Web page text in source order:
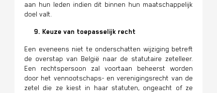
aan hun leden indien dit binnen hun maatschappelijk
doel valt.
9. Keuze van toepasselijk recht
Een eveneens niet te onderschatten wijziging betreft
de overstap van België naar de statutaire zetelleer.
Een rechtspersoon zal voortaan beheerst worden
door het vennootschaps- en verenigingsrecht van de
zetel die ze kiest in haar statuten, ongeacht of ze